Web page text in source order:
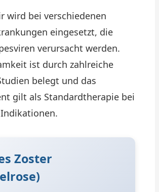
wird bei verschiedenen
eingesetzt, die
verursacht werden.
ist durch zahlreiche
belegt und das
gilt als Standardtherapie bei
Zoster